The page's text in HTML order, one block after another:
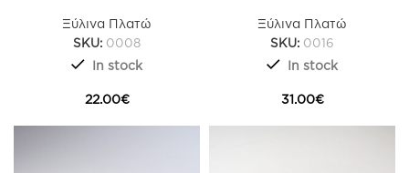
Ξύλινα Πλατώ
SKU: 0008
In stock
22.00€
Ξύλινα Πλατώ
SKU: 0016
In stock
31.00€